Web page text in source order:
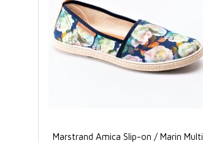
Marstrand Amica Slip-on / Marin Multi